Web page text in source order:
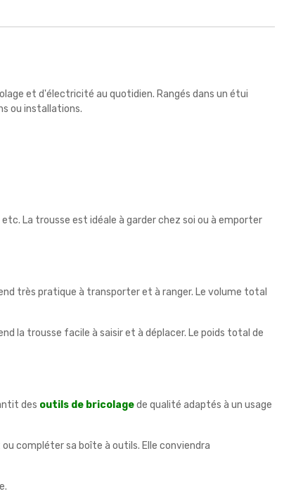
et d'électricité au quotidien. Rangés dans un étui
ou installations.
La trousse est idéale à garder chez soi ou à emporter
très pratique à transporter et à ranger. Le volume total
la trousse facile à saisir et à déplacer. Le poids total de
des outils de bricolagede qualité adaptés à un usage
compléter sa boîte à outils. Elle conviendra